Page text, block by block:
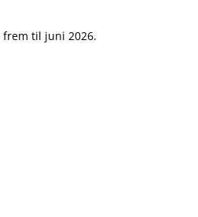
frem til juni 2026.